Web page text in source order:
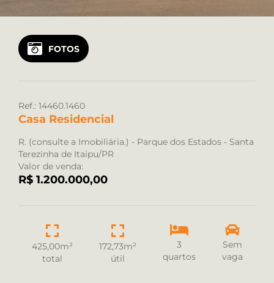
FOTOS
Ref.: 14460.1460
Casa Residencial
R. (consulte a Imobiliária.) - Parque dos Estados - Santa
Terezinha de Itaipu/PR
Valor de venda:
R$ 1.200.000,00
425,00m²
total
172,73m²
útil
3
quartos
Sem
vaga